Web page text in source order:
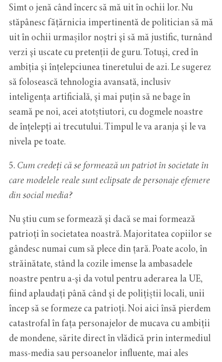
Simt o jenă când încerc să mă uit în ochii lor. Nu
stăpânesc fățărnicia impertinentă de politician să mă
uit în ochii urmașilor noştri şi să mă justific, turnând
verzi şi uscate cu pretenții de guru. Totuşi, cred în
ambiția şi înţelepciunea tineretului de azi. Le sugerez
să folosească tehnologia avansată, inclusiv
inteligența artificială, şi mai puţin să ne bage în
seamă pe noi, acei atotștiutori, cu dogmele noastre
de înțelepți ai trecutului. Timpul le va aranja şi le va
nivela pe toate.
5.Cum credeți că se formează un patriot în societate în
care modelele reale sunt eclipsate de personaje efemere
din social media?
Nu ştiu cum se formează şi dacă se mai formează
patrioți în societatea noastră. Majoritatea copiilor se
gândesc numai cum să plece din ţară. Poate acolo, în
străinătate, stând la cozile imense la ambasadele
noastre pentru a-şi da votul pentru aderarea la UE,
fiind aplaudați până când şi de polițiștii locali, unii
încep să se formeze ca patrioți. Noi aici însă pierdem
catastrofal în faţa personajelor de mucava cu ambiții
de mondene, sărite direct în vlădică prin intermediul
mass-media sau persoanelor influente, mai ales